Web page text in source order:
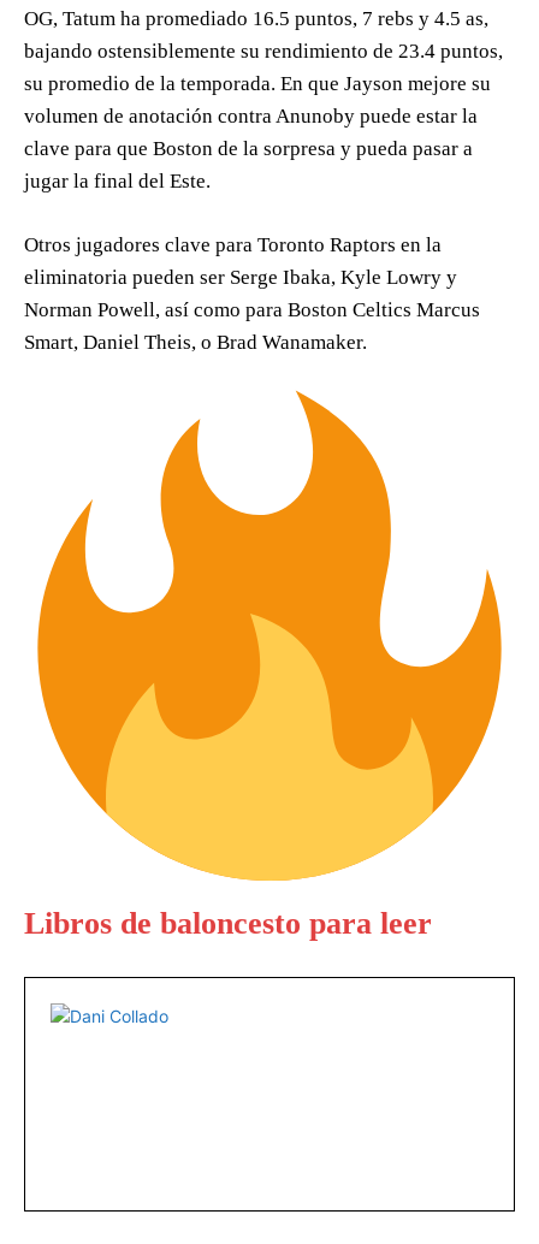
OG, Tatum ha promediado 16.5 puntos, 7 rebs y 4.5 as,
bajando ostensiblemente su rendimiento de 23.4 puntos,
su promedio de la temporada. En que Jayson mejore su
volumen de anotación contra Anunoby puede estar la
clave para que Boston de la sorpresa y pueda pasar a
jugar la final del Este.
Otros jugadores clave para Toronto Raptors en la
eliminatoria pueden ser Serge Ibaka, Kyle Lowry y
Norman Powell, así como para Boston Celtics Marcus
Smart, Daniel Theis, o Brad Wanamaker.
Libros de baloncesto para leer